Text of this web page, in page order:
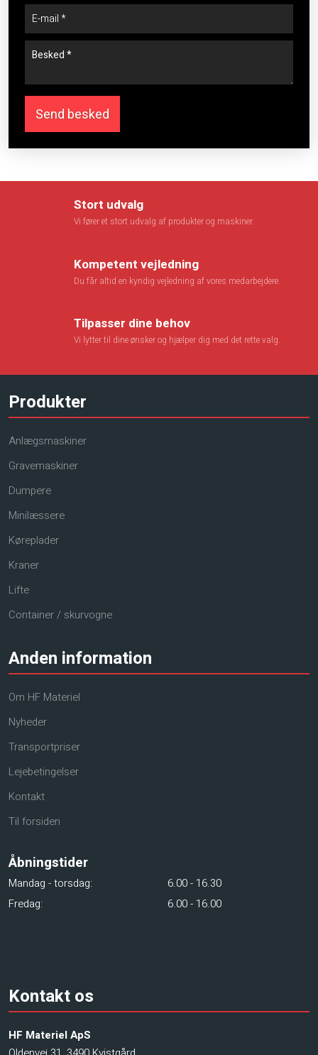
Stort udvalg
Vi fører et stort udvalg af produkter og maskiner.
Kompetent vejledning
Du får altid en kyndig vejledning af vores medarbejdere.
​Tilpasser dine behov
Vi lytter til dine ønsker og hjælper dig med det rette valg.
Produkter
Anlægsmaskiner
Gravemaskiner
Dumpere
Minilæssere
Køreplader
Kraner
Lifte
Container / skurvogne
Anden information
Om HF Materiel
Nyheder
Transportpriser
Lejebetingelser
Kontakt
Til forsiden
Åbningstider​
Mandag - torsdag:​
​6.00 - 16.30
Fredag:
​6.00 - 16.00
Kontakt os
HF Materiel ApS